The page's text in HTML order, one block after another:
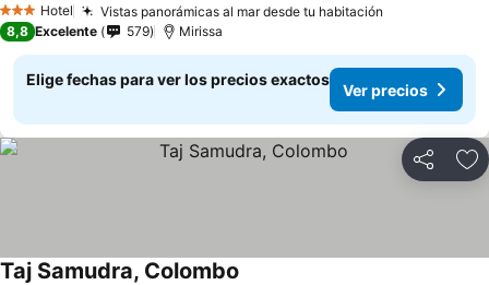
3 Estrellas
Hotel Vistas panorámicas al mar desde tu habitación
8,8 Excelente 579 Mirissa
Elige fechas para ver los precios exactos
Ver precios
Compartir
Taj Samudra, Colombo